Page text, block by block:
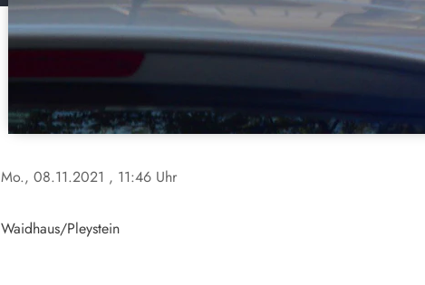
Mo., 08.11.2021 , 11:46 Uhr
Waidhaus/Pleystein